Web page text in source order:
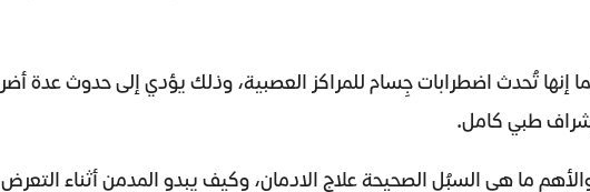
كما إنها تُحدث اضطرابات جِسام للمراكز العصبية، وذلك يؤدي إلى حدوث عدة
إشراف طبي كامل.
ما هي السبُل الصحيحة علاج الادمان، وكيف يبدو المدمن أثناء